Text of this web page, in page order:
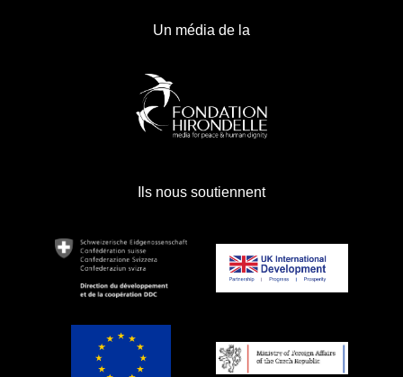
Un média de la
Ils nous soutiennent